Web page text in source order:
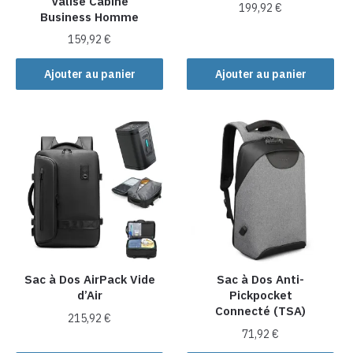
Business Homme
159,92€
Ajouter au panier
199,92€
Ajouter au panier
Sac à Dos AirPack Vide
d’Air
215,92€
Sac à Dos Anti-
Pickpocket
Connecté (TSA)
71,92€